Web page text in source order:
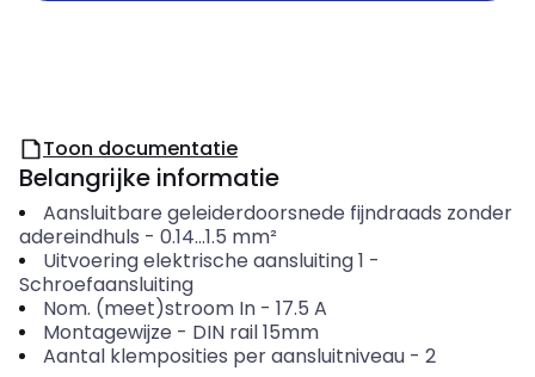
Toon documentatie
Belangrijke informatie
Aansluitbare geleiderdoorsnede fijndraads zonder
adereindhuls - 0.14...1.5 mm²
Uitvoering elektrische aansluiting 1 -
Schroefaansluiting
Nom. (meet)stroom In- 17.5 A
Montagewijze - DIN rail 15mm
Aantal klemposities per aansluitniveau- 2